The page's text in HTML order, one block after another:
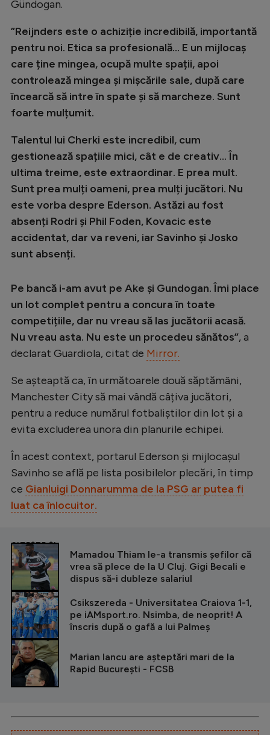
Gündogan.
”Reijnders este o achiziție incredibilă, importantă
pentru noi. Etica sa profesională... E un mijlocaș
care ține mingea, ocupă multe spații, apoi
controlează mingea și mișcările sale, după care
încearcă să intre în spate și să marcheze. Sunt
foarte mulțumit.
Talentul lui Cherki este incredibil, cum
gestionează spațiile mici, cât e de creativ... În
ultima treime, este extraordinar. E prea mult.
Sunt prea mulți oameni, prea mulți jucători. Nu
este vorba despre Ederson. Astăzi au fost
absenți Rodri și Phil Foden, Kovacic este
accidentat, dar va reveni, iar Savinho și Josko
sunt absenți.
Pe bancă i-am avut pe Ake și Gundogan. Îmi place
un lot complet pentru a concura în toate
competițiile, dar nu vreau să las jucătorii acasă.
Nu vreau asta. Nu este un procedeu sănătos”, a
declarat Guardiola, citat de Mirror.
Se așteaptă ca, în următoarele două săptămâni,
Manchester City să mai vândă câțiva jucători,
pentru a reduce numărul fotbaliștilor din lot și a
evita excluderea unora din planurile echipei.
În acest context, portarul Ederson și mijlocașul
Savinho se află pe lista posibilelor plecări, în timp
ce Gianluigi Donnarumma de la PSG ar putea fi
luat ca înlocuitor.
CITEȘTE ȘI
Mamadou Thiam le-a transmis șefilor că
vrea să plece de la U Cluj. Gigi Becali e
dispus să-i dubleze salariul
Csikszereda - Universitatea Craiova 1-1,
pe iAMsport.ro. Nsimba, de neoprit! A
înscris după o gafă a lui Palmeș
Marian Iancu are așteptări mari de la
Rapid București - FCSB